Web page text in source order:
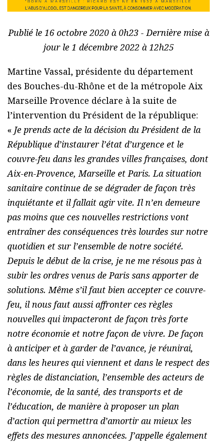
Publié le 16 octobre 2020 à 0h23 - Dernière mise à
jour le 1 décembre 2022 à 12h25
Martine Vassal, présidente du département
des Bouches-du-Rhône et de la métropole Aix
Marseille Provence déclare à la suite de
l’intervention du Président de la république:
« Je prends acte de la décision du Président de la
République d’instaurer l’état d’urgence et le
couvre-feu dans les grandes villes françaises, dont
Aix-en-Provence, Marseille et Paris. La situation
sanitaire continue de se dégrader de façon très
inquiétante et il fallait agir vite. Il n’en demeure
pas moins que ces nouvelles restrictions vont
entraîner des conséquences très lourdes sur notre
quotidien et sur l’ensemble de notre société.
Depuis le début de la crise, je ne me résous pas à
subir les ordres venus de Paris sans apporter de
solutions. Même s’il faut bien accepter ce couvre-
feu, il nous faut aussi affronter ces règles
nouvelles qui impacteront de façon très forte
notre économie et notre façon de vivre. De façon
à anticiper et à garder de l’avance, je réunirai,
dans les heures qui viennent et dans le respect des
règles de distanciation, l’ensemble des acteurs de
l’économie, de la santé, des transports et de
l’éducation, de manière à proposer un plan
d’action qui permettra d’amortir au mieux les
effets des mesures annoncées. J’appelle également